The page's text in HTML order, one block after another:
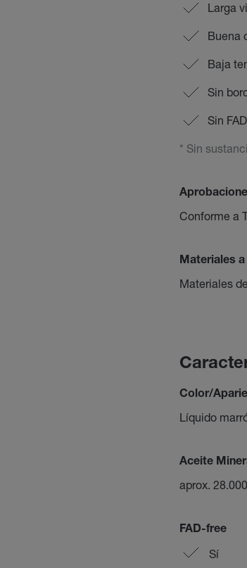
Larga
Buena
Baja
Sin
Sin
* Sin
Conforme a
Materiales
Materiales
Color/
Líquido
Aceite
aprox.
FAD-free
Sí